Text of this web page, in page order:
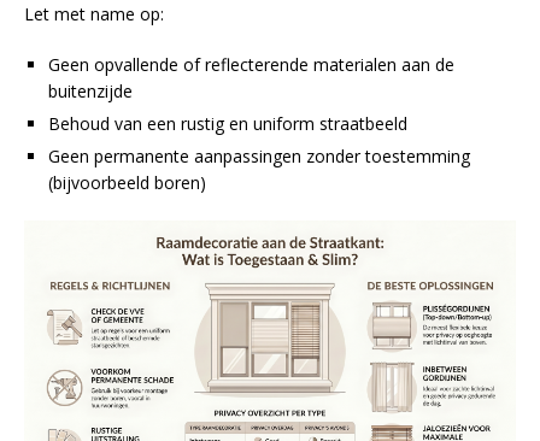
Let met name op:
Geen opvallende of reflecterende materialen aan de
buitenzijde
Behoud van een rustig en uniform straatbeeld
Geen permanente aanpassingen zonder toestemming
(bijvoorbeeld boren)